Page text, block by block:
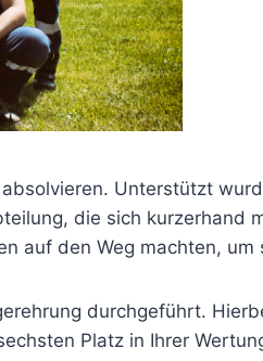
Unterstützt
die sich kurzerhand
auf den Weg machten, um
durchgeführt.
Platz in Ihrer